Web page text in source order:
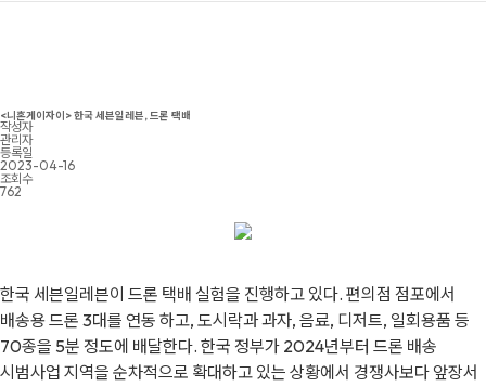
<니혼게이자이> 한국 세븐일레븐, 드론 택배
작성자
관리자
등록일
2023-04-16
조회수
762
한국 세븐일레븐이 드론 택배 실험을 진행하고 있다. 편의점 점포에서
배송용 드론 3대를 연동 하고, 도시락과 과자, 음료, 디저트, 일회용품 등
70종을 5분 정도에 배달한다. 한국 정부가 2024년부터 드론 배송
시범사업 지역을 순차적으로 확대하고 있는 상황에서 경쟁사보다 앞장서